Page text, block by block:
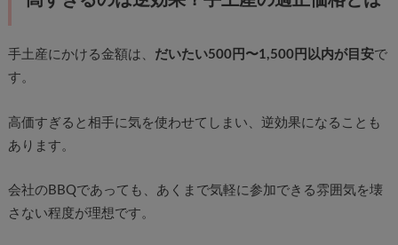
手土産にかける金額は、 だいたい500円〜1,500円以内が目安で
す。
高価すぎると相手に気を使わせてしまい、逆効果になることも
あります。
会社のBBQであっても、あくまで気軽に参加できる雰囲気を壊
さない程度が理想です。